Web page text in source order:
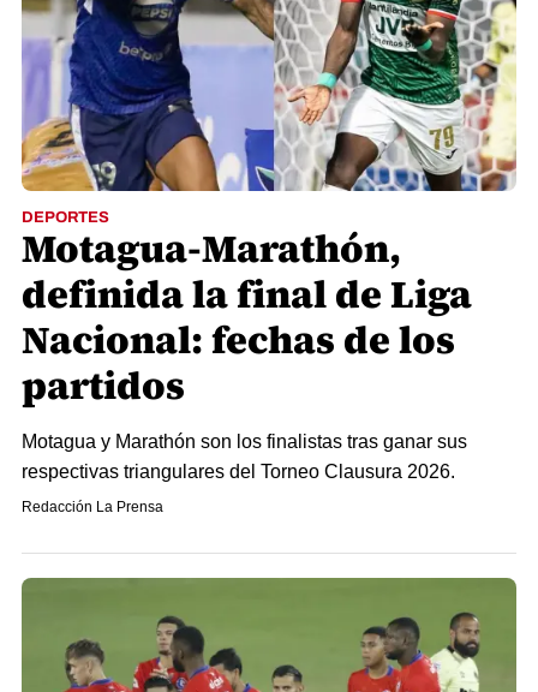
DEPORTES
Motagua-Marathón,
definida la final de Liga
Nacional: fechas de los
partidos
Motagua y Marathón son los finalistas tras ganar sus
respectivas triangulares del Torneo Clausura 2026.
Redacción La Prensa